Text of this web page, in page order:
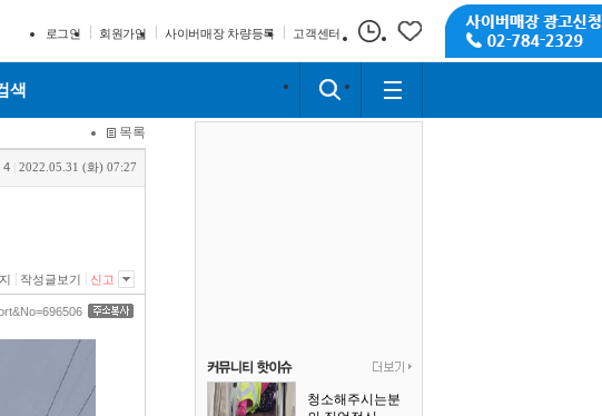
로그인 회원가입 사이버매장 차량등록 고객센터
색
목록
4 2022.05.31 (화) 07:27
작성글보기 신고
청소해주시는분